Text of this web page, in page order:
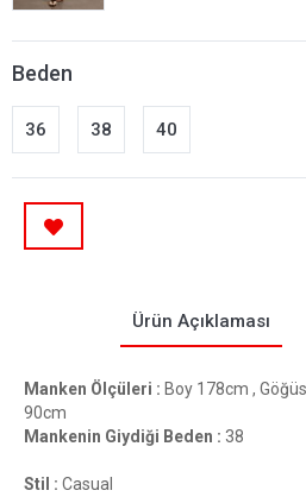
Beden
36 38 40
Ürün Açıklaması
Manken Ölçüleri : Boy 178cm ,
90cm
Mankenin Giydiği Beden : 38
Stil : Casual